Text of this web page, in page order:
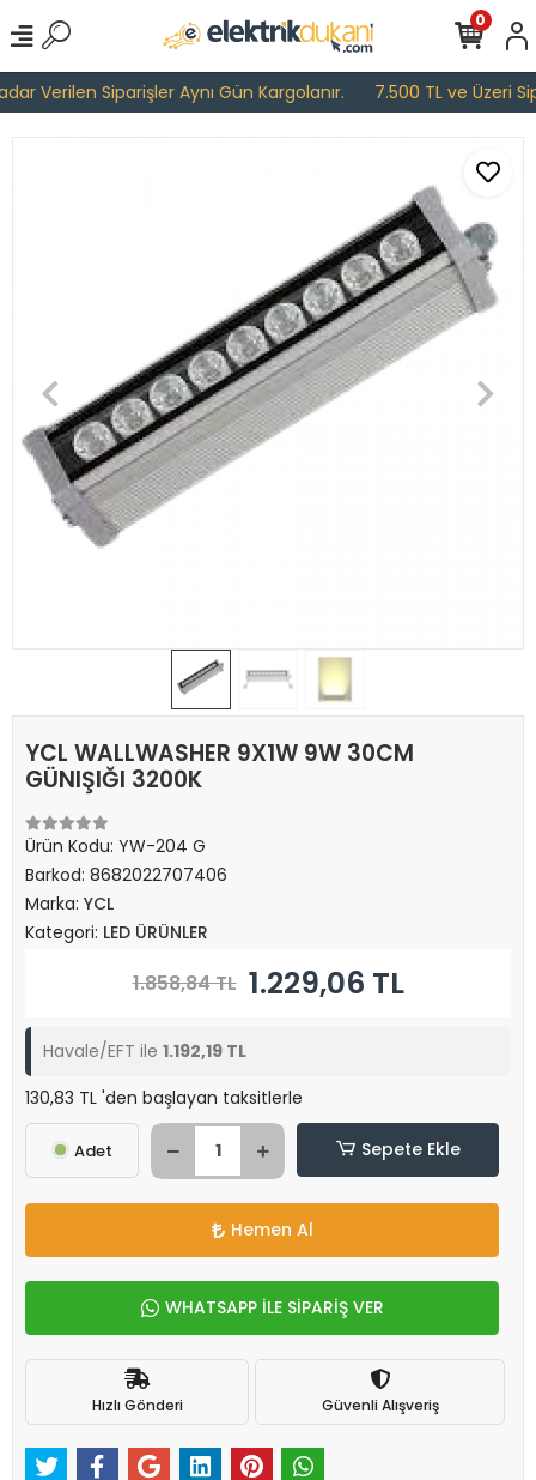
Verilen Siparişler Aynı Gün Kargolanır. 7.500 TL ve Üzeri
0
YCL WALLWASHER 9X1W 9W 30CM
GÜNIŞIĞI 3200K
Ürün Kodu: YW-204 G
Barkod: 8682022707406
Marka: YCL
Kategori: LED ÜRÜNLER
1.858,84 TL 1.229,06 TL
Havale/EFT ile 1.192,19 TL
130,83 TL 'den başlayan taksitlerle
Adet Sepete Ekle
Hemen Al
WHATSAPP İLE SİPARİŞ VER
Hızlı Gönderi Güvenli Alışveriş